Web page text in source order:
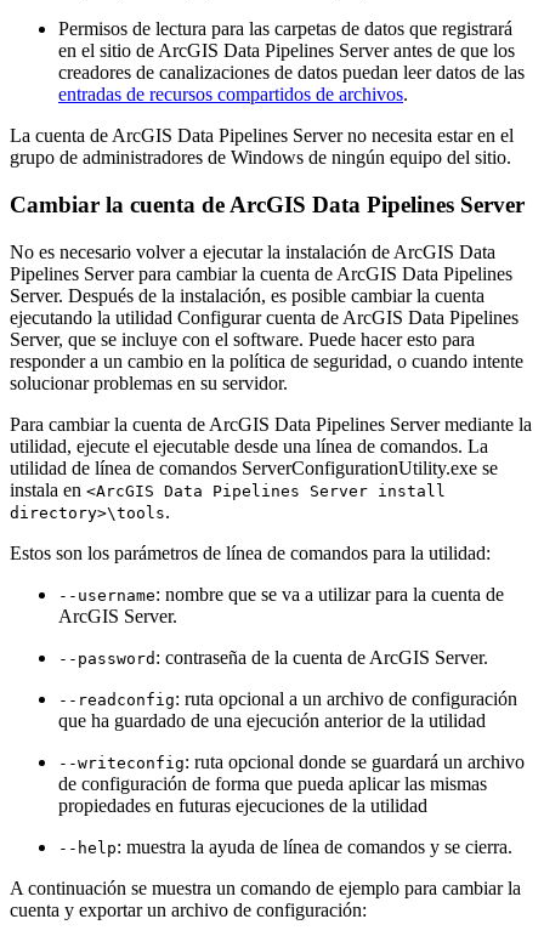
Permisos de lectura para las carpetas de datos que registrará
en el sitio de ArcGIS Data Pipelines Server antes de que los
creadores de canalizaciones de datos puedan leer datos de las
entradas de recursos compartidos de archivos.
La cuenta de ArcGIS Data Pipelines Server no necesita estar en el
grupo de administradores de Windows de ningún equipo del sitio.
Cambiar la cuenta de ArcGIS Data Pipelines Server
No es necesario volver a ejecutar la instalación de ArcGIS Data
Pipelines Server para cambiar la cuenta de ArcGIS Data Pipelines
Server. Después de la instalación, es posible cambiar la cuenta
ejecutando la utilidad Configurar cuenta de ArcGIS Data Pipelines
Server, que se incluye con el software. Puede hacer esto para
responder a un cambio en la política de seguridad, o cuando intente
solucionar problemas en su servidor.
Para cambiar la cuenta de ArcGIS Data Pipelines Server mediante la
utilidad, ejecute el ejecutable desde una línea de comandos. La
utilidad de línea de comandos ServerConfigurationUtility.exe se
instala en <ArcGIS Data Pipelines Server install
directory>\tools.
Estos son los parámetros de línea de comandos para la utilidad:
--username: nombre que se va a utilizar para la cuenta de
ArcGIS Server.
--password : contraseña de la cuenta de ArcGIS Server.
--readconfig: ruta opcional a un archivo de configuración
que ha guardado de una ejecución anterior de la utilidad
--writeconfig: ruta opcional donde se guardará un archivo
de configuración de forma que pueda aplicar las mismas
propiedades en futuras ejecuciones de la utilidad
--help: muestra la ayuda de línea de comandos y se cierra.
A continuación se muestra un comando de ejemplo para cambiar la
cuenta y exportar un archivo de configuración: